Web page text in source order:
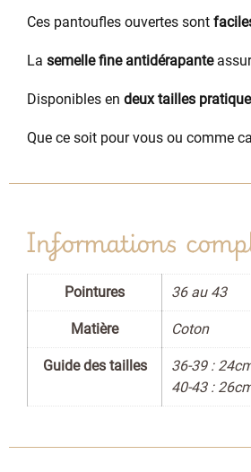
Ces pantoufles ouvertes sont
La semelle fine antidérapante
Disponibles en deux tailles
Que ce soit pour vous ou comme
Informations
Pointures 36 au 43
Matière Coton
Guide des tailles
36-39 :
40-43 :